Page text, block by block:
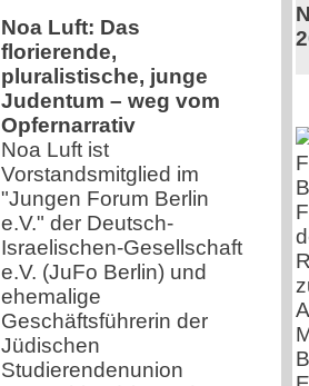
Noa Luft: Das
florierende,
pluralistische, junge
Judentum – weg vom
Opfernarrativ
Noa Luft ist
Vorstandsmitglied im
"Jungen Forum Berlin
e.V." der Deutsch-
Israelischen-Gesellschaft
e.V. (JuFo Berlin) und
ehemalige
Geschäftsführerin der
Jüdischen
Studierendenunion